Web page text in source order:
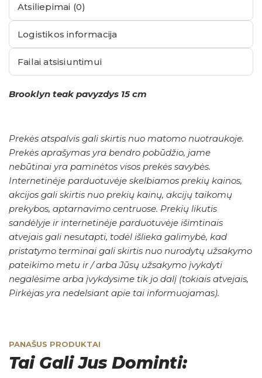
Atsiliepimai (0)
Logistikos informacija
Failai atsisiuntimui
Brooklyn teak pavyzdys 15 cm
Prekės atspalvis gali skirtis nuo matomo nuotraukoje.
Prekės aprašymas yra bendro pobūdžio, jame
nebūtinai yra paminėtos visos prekės savybės.
Internetinėje parduotuvėje skelbiamos prekių kainos,
akcijos gali skirtis nuo prekių kainų, akcijų taikomų
prekybos, aptarnavimo centruose. Prekių likutis
sandėlyje ir internetinėje parduotuvėje išimtinais
atvejais gali nesutapti, todėl išlieka galimybė, kad
pristatymo terminai gali skirtis nuo nurodytų užsakymo
pateikimo metu ir / arba Jūsų užsakymo įvykdyti
negalėsime arba įvykdysime tik jo dalį (tokiais atvejais,
Pirkėjas yra nedelsiant apie tai informuojamas).
PANAŠUS PRODUKTAI
Tai Gali Jus Dominti: